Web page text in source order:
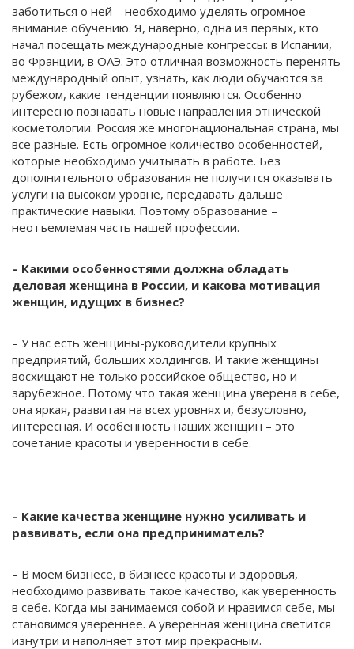
заботиться о ней – необходимо уделять огромное
внимание обучению. Я, наверно, одна из первых, кто
начал посещать международные конгрессы: в Испании,
во Франции, в ОАЭ. Это отличная возможность перенять
международный опыт, узнать, как люди обучаются за
рубежом, какие тенденции появляются. Особенно
интересно познавать новые направления этнической
косметологии. Россия же многонациональная страна, мы
все разные. Есть огромное количество особенностей,
которые необходимо учитывать в работе. Без
дополнительного образования не получится оказывать
услуги на высоком уровне, передавать дальше
практические навыки. Поэтому образование –
неотъемлемая часть нашей профессии.
– Какими особенностями должна обладать
деловая женщина в России, и какова мотивация
женщин, идущих в бизнес?
– У нас есть женщины-руководители крупных
предприятий, больших холдингов. И такие женщины
восхищают не только российское общество, но и
зарубежное. Потому что такая женщина уверена в себе,
она яркая, развитая на всех уровнях и, безусловно,
интересная. И особенность наших женщин – это
сочетание красоты и уверенности в себе.
– Какие качества женщине нужно усиливать и
развивать, если она предприниматель?
– В моем бизнесе, в бизнесе красоты и здоровья,
необходимо развивать такое качество, как уверенность
в себе. Когда мы занимаемся собой и нравимся себе, мы
становимся увереннее. А уверенная женщина светится
изнутри и наполняет этот мир прекрасным.